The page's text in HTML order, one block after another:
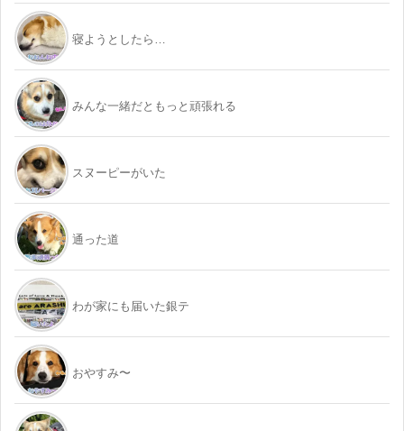
寝ようとしたら…
みんな一緒だともっと頑張れる
スヌーピーがいた
通った道
わが家にも届いた銀テ
おやすみ〜